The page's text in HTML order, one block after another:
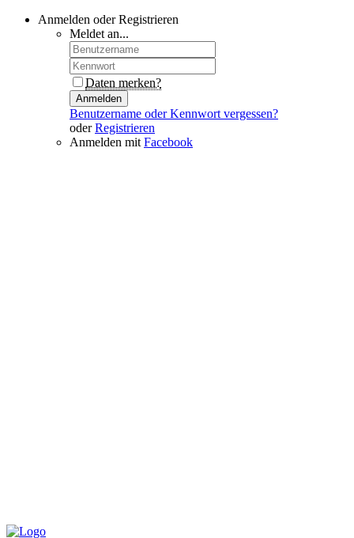
Anmelden oder Registrieren
Meldet an...
Daten merken?
Anmelden
Benutzername oder Kennwort vergessen?
oderRegistrieren
Anmelden mit Facebook